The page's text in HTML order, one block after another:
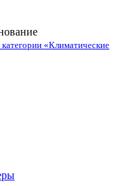
«Климатические